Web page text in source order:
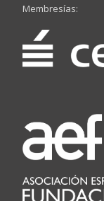
Membresías: